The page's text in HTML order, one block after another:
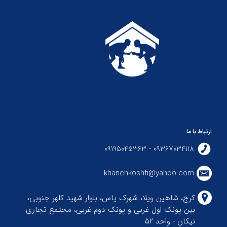
ارتباط با ما
09367034118 - 09195045363
khanehkoshti@yahoo.com
کرج، شاهین ویلا، شهرک یاس، بلوار شهید کلهر جنوبی،
بین پونک اول غربی و پونک دوم غربی، مجتمع تجاری
نیکان - واحد ۵۲